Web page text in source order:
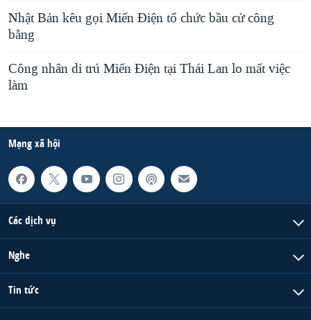
Nhật Bản kêu gọi Miến Ðiện tổ chức bầu cử công
bằng
Công nhân di trú Miến Điện tại Thái Lan lo mất việc
làm
Mạng xã hội
Các dịch vụ
Nghe
Tin tức